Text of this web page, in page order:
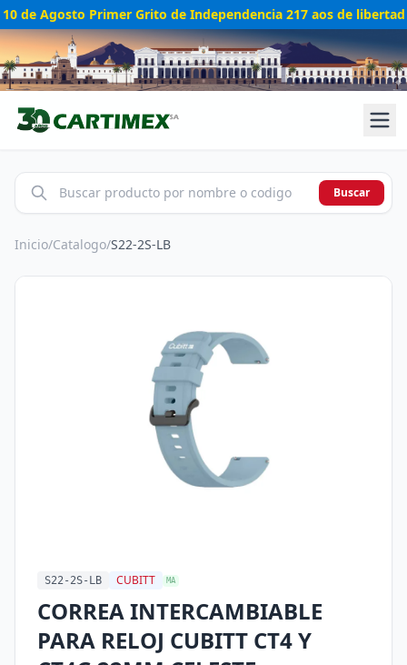
10 de Agosto Primer Grito de Independencia 217 aos de libertad
Buscar
Inicio/Catalogo/S22-2S-LB
S22-2S-LB CUBITT MA
CORREA INTERCAMBIABLE
PARA RELOJ CUBITT CT4 Y